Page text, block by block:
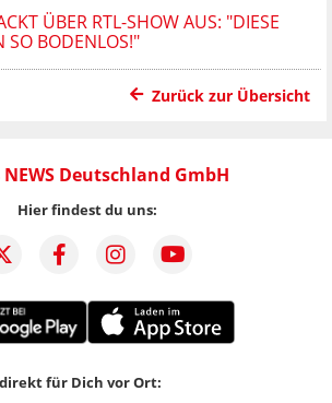
ÜBER RTL-SHOW AUS: "DIESE
SO BODENLOS!"
Zurück zur Übersicht
NEWS Deutschland GmbH
Hier findest du uns:
für Dich vor Ort: